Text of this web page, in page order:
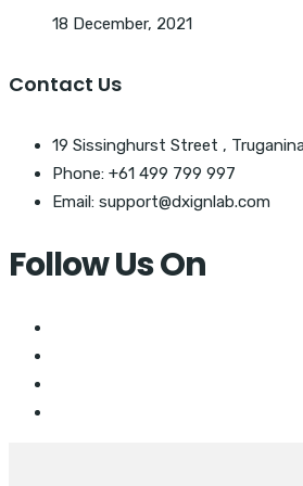
18 December, 2021
Contact Us
19 Sissinghurst Street ,
Phone: +61 499 799 997
Email: support@dxignlab.com
Follow Us On